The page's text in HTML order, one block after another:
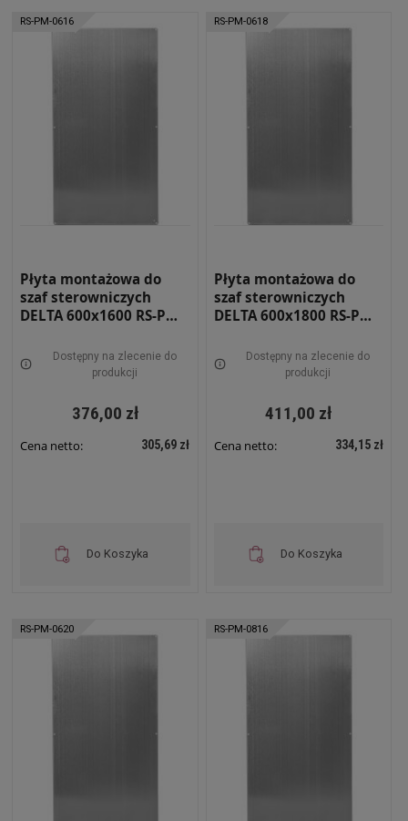
RS-PM-0616
Płyta montażowa do
szaf sterowniczych
DELTA 600x1600 RS-PM-
Dostępny na zlecenie do
produkcji
376,00 zł
Cena netto: 305,69 zł
Do Koszyka
RS-PM-0618
Płyta montażowa do
szaf sterowniczych
DELTA 600x1800 RS-PM-
Dostępny na zlecenie do
produkcji
411,00 zł
Cena netto: 334,15 zł
Do Koszyka
RS-PM-0620 RS-PM-0816